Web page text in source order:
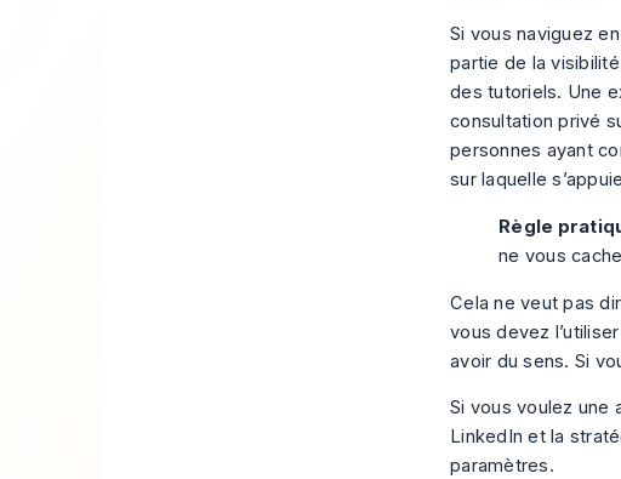
Si vous naviguez
partie de la
des tutoriels. Une
consultation privé
personnes ayant
sur laquelle
Règle
ne vous
Cela ne veut pas
vous devez
avoir du sens. Si
Si vous voulez une
LinkedIn et la
paramètres.